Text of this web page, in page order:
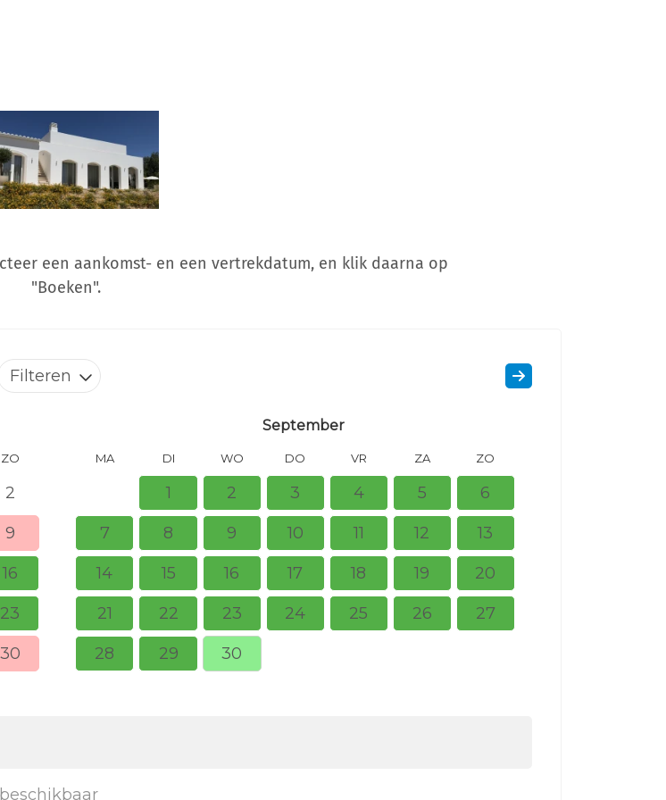
een aankomst- en een vertrekdatum, en klik daarna op
"Boeken".
Filteren
ZO
2
9
16
23
30
September
MA DI WO DO VR ZA ZO
1 2 3 4 5 6
7 8 9 10 11 12 13
14 15 16 17 18 19 20
21 22 23 24 25 26 27
28 29 30